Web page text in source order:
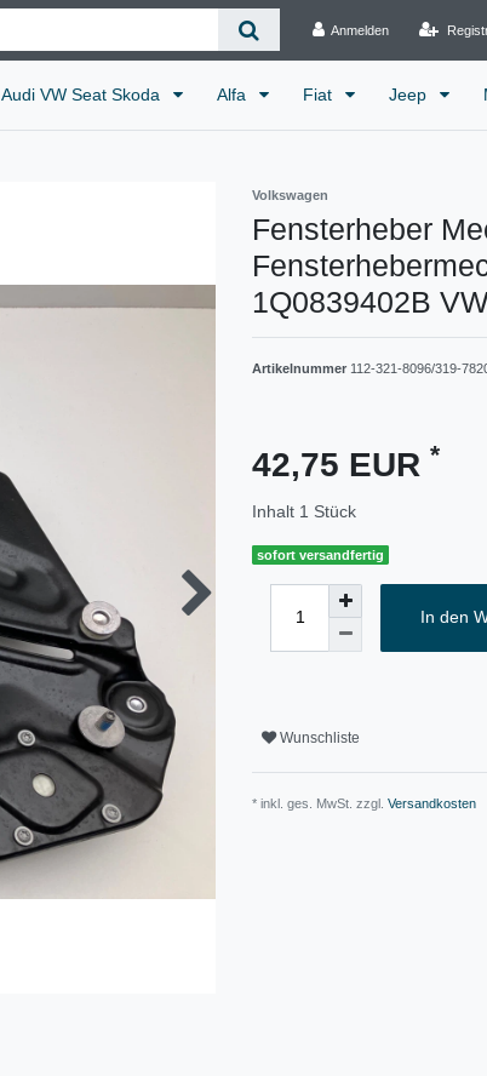
Anmelden
Audi VW Seat Skoda Alfa Fiat Jeep
Volkswagen
Fensterheber
1Q0839402B
Artikelnummer 112-321-8096/319-
42,75 EUR *
Inhalt 1 Stück
sofort versandfertig
In den
Wunschliste
* inkl. ges. MwSt. zzgl. Versandkosten